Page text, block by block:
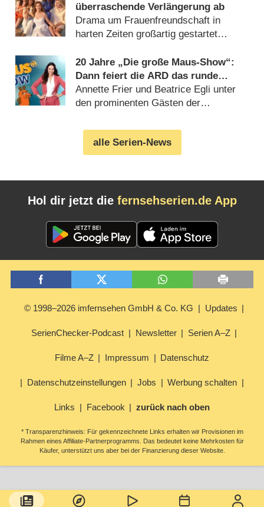
überraschende Verlängerung ab
Drama um Frauenfreundschaft in
harten Zeiten großartig gestartet
20 Jahre „Die große Maus-Show“:
Dann feiert die ARD das runde
Jubiläum
Annette Frier und Beatrice Egli unter
den prominenten Gästen der
alle Serien-News
Hol dir jetzt die fernsehserien.de App
© 1998–2026 imfernsehen GmbH & Co. KG Updates
SerienChecker-Podcast Newsletter Serien A–Z
Filme A–Z Impressum Datenschutz
Datenschutzeinstellungen Jobs Werbung schalten
Links Facebook zurück nach oben
* Transparenzhinweis: Für gekennzeichnete Links erhalten wir Provisionen im
Rahmen eines Affiliate-Partnerprogramms. Das bedeutet keine Mehrkosten für
Käufer, unterstützt uns aber bei der Finanzierung dieser Website.